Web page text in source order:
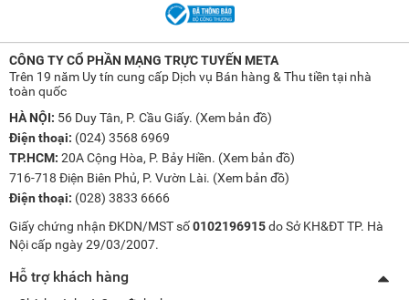
CÔNG TY CỔ PHẦN MẠNG TRỰC TUYẾN META
Trên 19 năm Uy tín cung cấp Dịch vụ Bán hàng & Thu tiền tại nhà
toàn quốc
HÀ NỘI: 56 Duy Tân, P. Cầu Giấy. (Xem bản đồ)
Điện thoại: (024) 3568 6969
TP.HCM: 20A Cộng Hòa, P. Bảy Hiền. (Xem bản đồ)
716-718 Điện Biên Phủ, P. Vườn Lài. (Xem bản đồ)
Điện thoại: (028) 3833 6666
Giấy chứng nhận ĐKDN/MST số0102196915do Sở KH&ĐT TP. Hà
Nội cấp ngày 29/03/2007.
Hỗ trợ khách hàng